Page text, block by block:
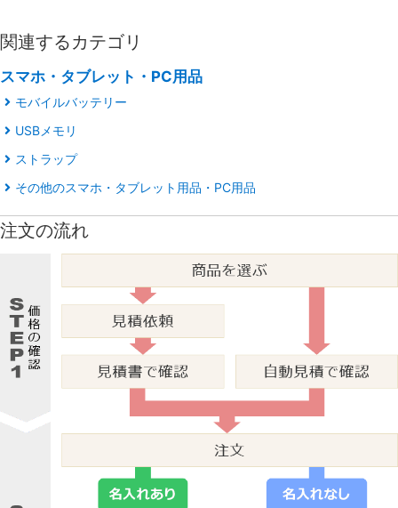
関連するカテゴリ
スマホ・タブレット・PC用品
モバイルバッテリー
USBメモリ
ストラップ
その他のスマホ・タブレット用品・PC用品
注文の流れ